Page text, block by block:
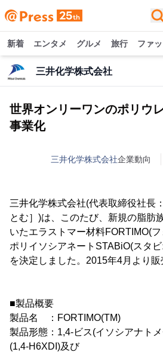
新着 エンタメ グルメ 旅行 ファ
三井化学株式会社
世界オンリーワンのポリウ
事業化
三井化学株式会社企業動向
三井化学株式会社(代表取締役社長
とむ］)は、このたび、新規の脂肪
いたエラストマー材料FORTIMO(
ポリイソシアネートSTABiO(スタ
を決定しました。2015年4月より販
■製品概要
製品名 ：FORTIMO(TM)
製品形態：1,4-ビス(イソシアナト
(1,4-H6XDI)及び